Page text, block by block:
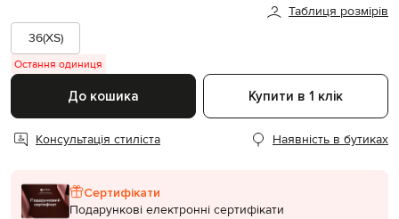
Таблиця розмірів
36(XS)
Остання одиниця
До кошика Купити в 1 клік
Консультація стиліста Наявність в бутиках
Сертифікати
Подарункові електронні сертифікати